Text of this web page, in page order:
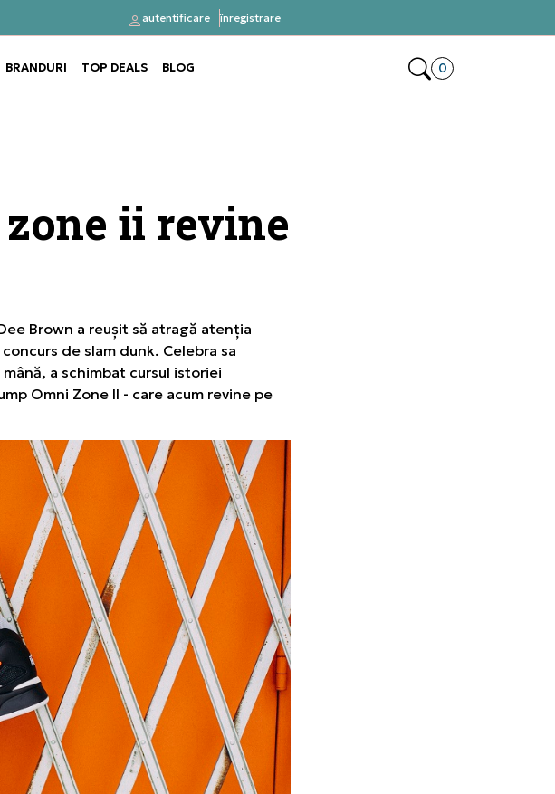
Cumpără acum, plateste mai târziu 3 rate fără dobândă cu
autentificare înregistrare
to open or close the submenu
to open or close the submenu
BRANDURI TOP DEALS BLOG Deschide coșul 0
0
ii revine
Brown a reușit să atragă atenția
de slam dunk. Celebra sa
a schimbat cursul istoriei
Omni Zone II - care acum revine pe